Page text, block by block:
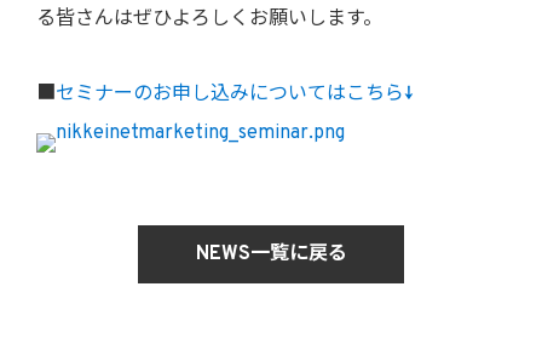
る皆さんはぜひよろしくお願いします。
■セミナーのお申し込みについてはこちら↓
NEWS一覧に戻る